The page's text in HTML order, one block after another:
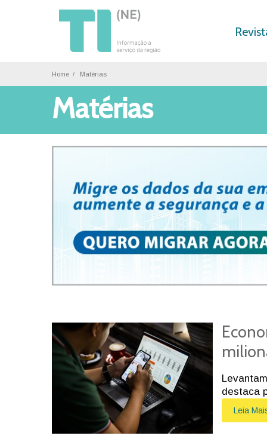
Home Matérias
Matérias
destaca
Leia